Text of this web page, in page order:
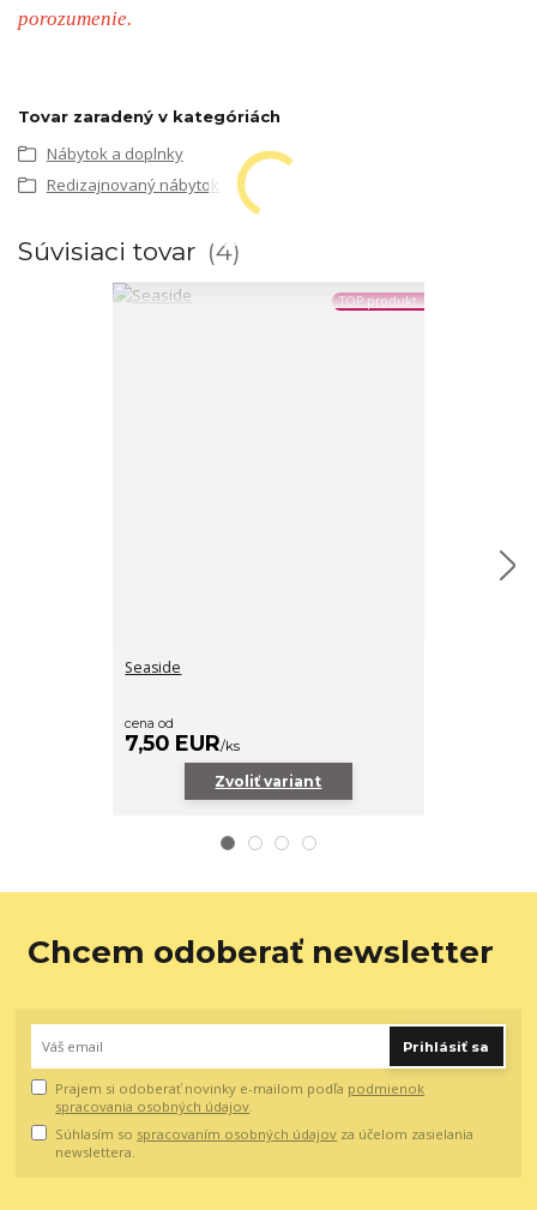
porozumenie.
Tovar zaradený v kategóriách
Nábytok a doplnky
Redizajnovaný nábytok
Súvisiaci tovar 4
TOP produkt
Seaside
cena od
7,50 EUR/ks
Zvoliť variant
Chcem odoberať newsletter
Prihlásiť sa
Prajem si odoberať novinky e-mailom podľa podmienok
spracovania osobných údajov
Súhlasím so spracovaním osobných údajov za účelom zasielania
newslettera.